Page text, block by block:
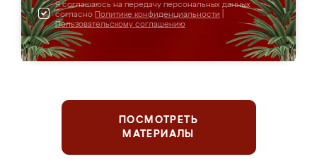
Я соглашаюсь на передачу персональных данных
согласно Политике конфиденциальности
Пользовательскому соглашению
ПОСМОТРЕТЬ
МАТЕРИАЛЫ